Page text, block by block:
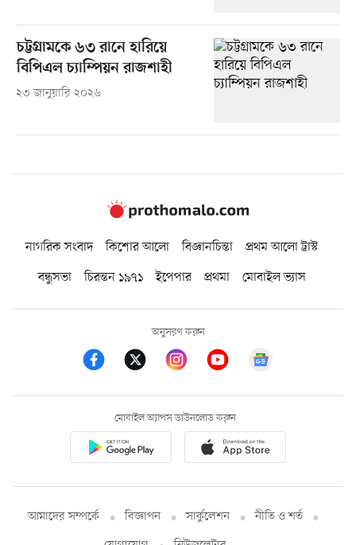
চট্টগ্রামকে ৬৩ রানে হারিয়ে
বিপিএল চ্যাম্পিয়ন রাজশাহী
২৩ জানুয়ারি ২০২৬
নাগরিক সংবাদ কিশোর আলো বিজ্ঞানচিন্তা
প্রথম আলো ট্রাস্ট
বন্ধুসভা
চিরন্তন ১৯৭১ ইপেপার প্রথমা মোবাইল ভ্যাস
অনুসরণ করুন
মোবাইল অ্যাপস ডাউনলোড করুন
আমাদের সম্পর্কে বিজ্ঞাপন সার্কুলেশন
নীতি ও শর্ত